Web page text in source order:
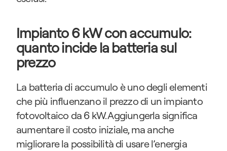
Impianto 6 kW con accumulo:
quanto incide la batteria sul
prezzo
La batteria di accumulo è uno degli elementi
che più influenzano il prezzo di un impianto
fotovoltaico da 6 kW. Aggiungerla significa
aumentare il costo iniziale, ma anche
migliorare la possibilità di usare l’energia